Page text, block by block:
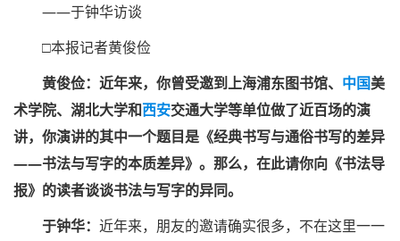
——于钟华访谈
□本报记者黄俊俭
黄俊俭：近年来，你曾受邀到上海浦东图书馆、 中国美
术学院、湖北大学和西安交通大学等单位做了近百场的演
讲，你演讲的其中一个题目是《经典书写与通俗书写的差异
——书法与写字的本质差异》。那么，在此请你向《书法导
报》的读者谈谈书法与写字的异同。
于钟华： 近年来，朋友的邀请确实很多，不在这里一一